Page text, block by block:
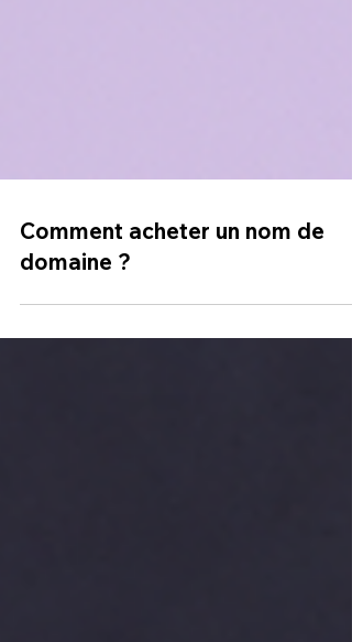
Comment acheter un nom de
domaine ?